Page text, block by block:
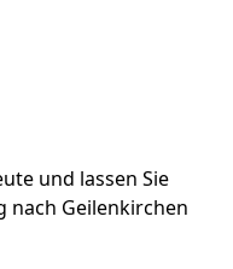
und lassen Sie
nach Geilenkirchen